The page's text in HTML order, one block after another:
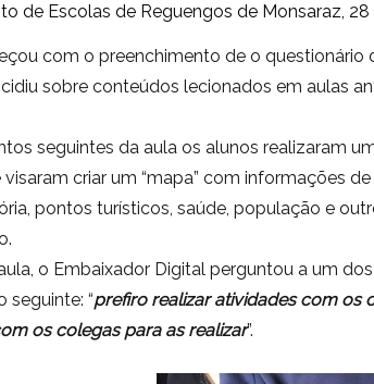
de Escolas de Reguengos de Monsaraz,
com o preenchimento de o
sobre conteúdos lecionados em aulas
seguintes da aula os alunos realizaram
visaram criar um “mapa” com informações
pontos turísticos, saúde, população e
o Embaixador Digital perguntou a um
seguinte: “prefiro realizar atividades com os
os colegas para as realizar”.